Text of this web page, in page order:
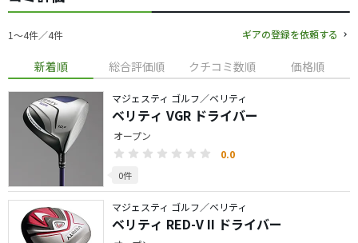
1〜4件／4件 ギアの登録を依頼する
新着順 総合評価順 クチコミ数順 価格順
マジェスティ ゴルフ／ベリティ
ベリティ VGR ドライバー
オープン
0.0
0件
マジェスティ ゴルフ／ベリティ
ベリティ RED-V II ドライバー